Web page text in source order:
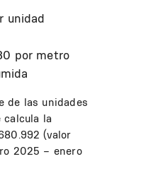
unidad
por metro
de las unidades
calcula la
(valor
2025 – enero